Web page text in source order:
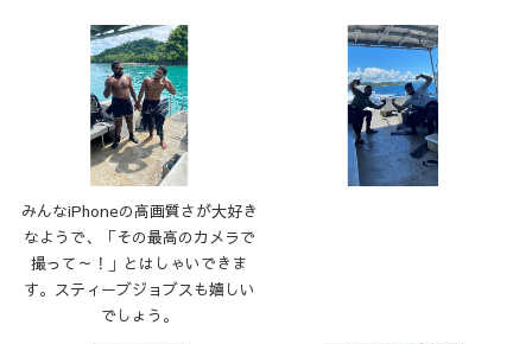
みんなiPhoneの高画質さが大好き
なようで、「その最高のカメラで
撮って～！」とはしゃいできま
す。スティーブジョブスも嬉しい
でしょう。